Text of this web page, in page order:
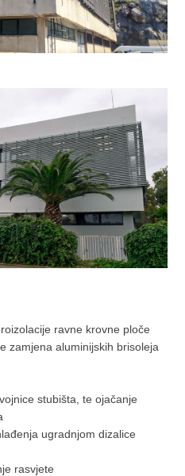
ravne krovne ploče
zamjena aluminijskih brisoleja
stubišta, te ojačanje
ugradnjom dizalice
rasvjete